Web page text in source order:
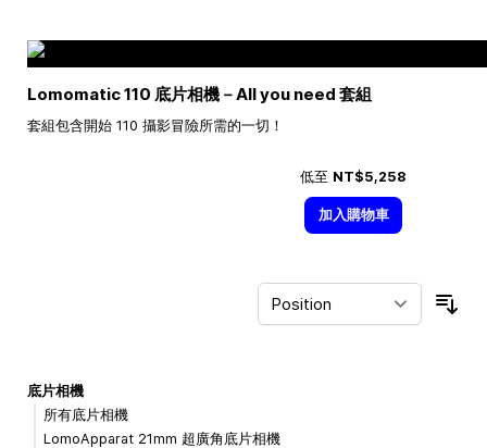
Lomomatic 110 底片相機－All you need 套組
套組包含開始 110 攝影冒險所需的一切！
低至 NT$5,258
加入購物車
底片相機
所有底片相機
LomoApparat 21mm 超廣角底片相機